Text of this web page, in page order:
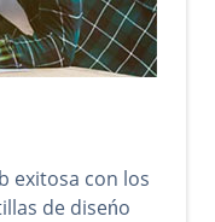
exitosa con los
de diseńo